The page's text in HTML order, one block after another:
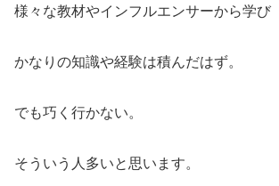
様々な教材やインフルエンサーから学び
かなりの知識や経験は積んだはず。
でも巧く行かない。
そういう人多いと思います。